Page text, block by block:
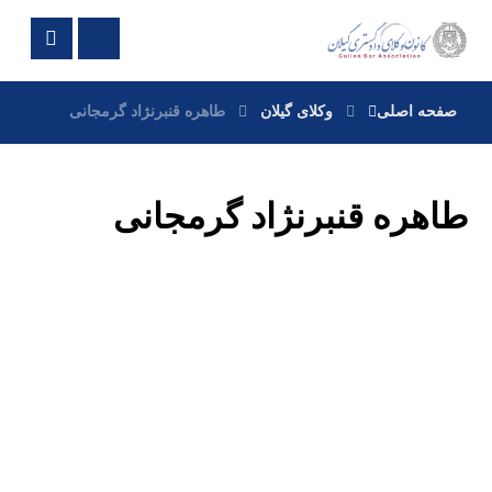
صفحه اصلی وکلای گیلان طاهره قنبرنژاد گرمجانی
طاهره قنبرنژاد گرمجانی